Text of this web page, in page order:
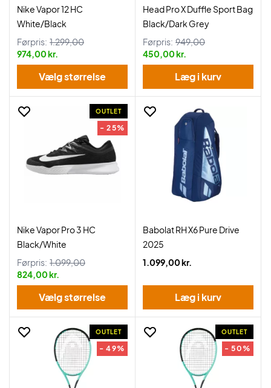
Nike Vapor 12 HC
White/Black
Førpris: 1.299,00
974,00 kr.
Vælg størrelse
Head Pro X Duffle Sport Bag
Black/Dark Grey
Førpris: 949,00
450,00 kr.
Læg i kurv
OUTLET
- 25%
Nike Vapor Pro 3 HC
Black/White
Førpris: 1.099,00
824,00 kr.
Vælg størrelse
Babolat RH X6 Pure Drive
2025
1.099,00 kr.
Læg i kurv
OUTLET
- 49%
OUTLET
- 50%